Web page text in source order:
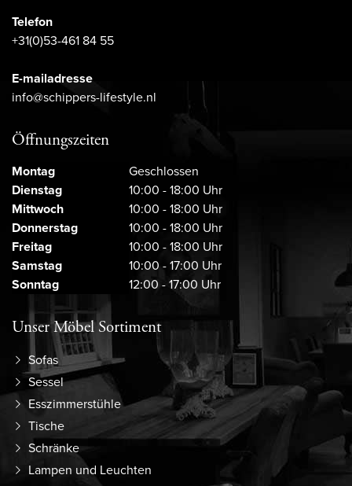
Telefon
+31(0)53-461 84 55
E-mailadresse
info@schippers-lifestyle.nl
Öffnungszeiten
Montag
Geschlossen
Dienstag
10:00 - 18:00 Uhr
Mittwoch
10:00 - 18:00 Uhr
Donnerstag
10:00 - 18:00 Uhr
Freitag
10:00 - 18:00 Uhr
Samstag
10:00 - 17:00 Uhr
Sonntag
12:00 - 17:00 Uhr
Unser Möbel Sortiment
Sofas
Sessel
Esszimmerstühle
Tische
Schränke
Lampen und Leuchten